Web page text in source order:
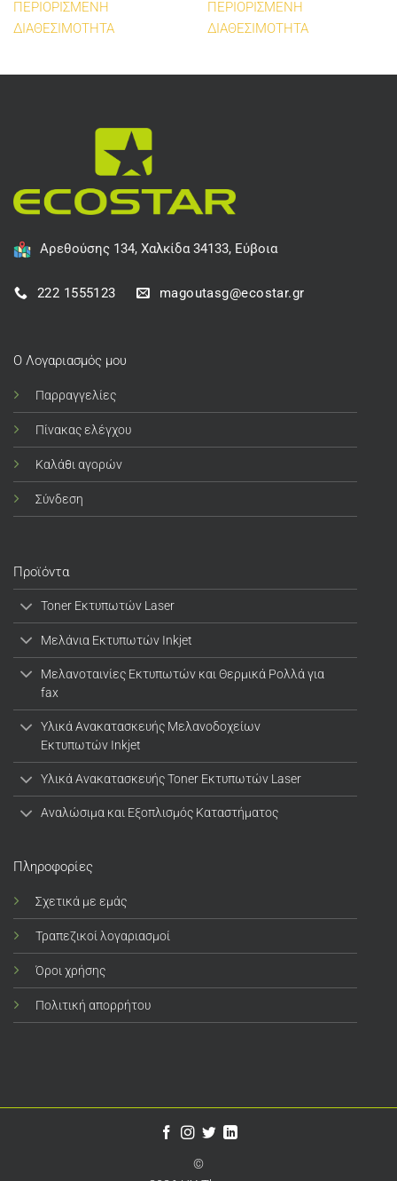
ΠΕΡΙΟΡΙΣΜΕΝΗ
ΔΙΑΘΕΣΙΜΟΤΗΤΑ
ΠΕΡΙΟΡΙΣΜΕΝΗ
ΔΙΑΘΕΣΙΜΟΤΗΤΑ
Αρεθούσης 134, Χαλκίδα 34133, Εύβοια
222 1555123 magoutasg@ecostar.gr
Ο Λογαριασμός μου
Παρραγγελίες
Πίνακας ελέγχου
Καλάθι αγορών
Σύνδεση
Προϊόντα
Toner Εκτυπωτών Laser
Μελάνια Εκτυπωτών Inkjet
Μελανοταινίες Εκτυπωτών και Θερμικά Ρολλά για
fax
Υλικά Ανακατασκευής Μελανοδοχείων
Εκτυπωτών Inkjet
Υλικά Ανακατασκευής Toner Εκτυπωτών Laser
Αναλώσιμα και Εξοπλισμός Καταστήματος
Πληροφορίες
Σχετικά με εμάς
Τραπεζικοί λογαριασμοί
Όροι χρήσης
Πολιτική απορρήτου
©